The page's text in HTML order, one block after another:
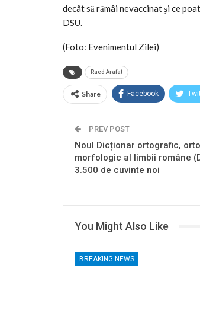
decât să rămâi nevaccinat şi ce
DSU.
(Foto: Evenimentul Zilei)
Raed Arafat
Share Facebook
PREV POST
Noul Dicționar ortografic,
morfologic al limbii române
3.500 de cuvinte noi
You Might Also Like
BREAKING NEWS